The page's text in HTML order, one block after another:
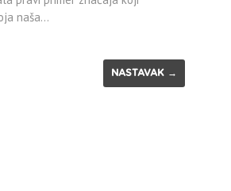
naša…
NASTAVAK →